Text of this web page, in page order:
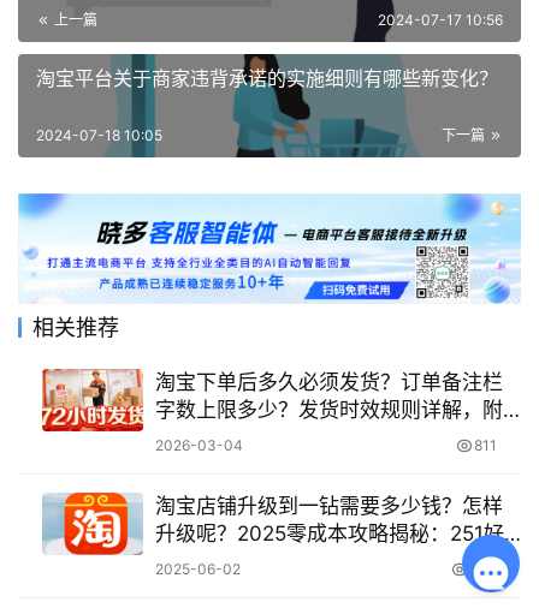
上一篇 2024-07-17 10:56
淘宝平台关于商家违背承诺的实施细则有哪些新变化？
下一篇
2024-07-18 10:05
相关推荐
淘宝下单后多久必须发货？订单备注栏
字数上限多少？发货时效规则详解，附
天猫平台特殊要求与维权策略
2026-03-04 811
淘宝店铺升级到一钻需要多少钱？怎样
升级呢？2025零成本攻略揭秘：251好
评速成法×直通车省钱技巧|附成本拆
2025-06-02 800